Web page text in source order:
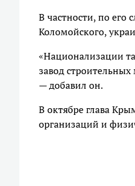
В частности, по его
Коломойского,
«Национализации
завод
— добавил он.
В октябре глава
организаций и